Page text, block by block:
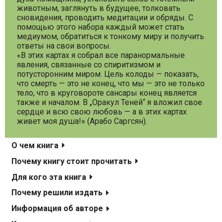
животным, заглянуть в будущее, толковать
сновидения, проводить медитации и обряды. С
помощью этого набора каждый может стать
медиумом, обратиться к тонкому миру и получить
ответы на свои вопросы.
«В этих картах я собрал все паранормальные
явления, связанные со спиритизмом и
потусторонним миром. Цель колоды — показать,
что смерть — это не конец, что мы — это не только
тело, что в круговороте сансары конец является
также и началом. В „Оракул Теней“ я вложил свое
сердце и всю свою любовь — а в этих картах
живет моя душа!» (Арабо Саргсян).
О чем книга
Почему книгу стоит прочитать
Для кого эта книга
Почему решили издать
Информация об авторе